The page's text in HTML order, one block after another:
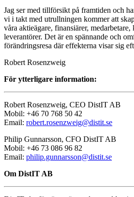
Jag ser med tillförsikt på framtiden och
vi i takt med utrullningen kommer att
våra aktieägare, finansiärer, medarbetare,
leverantörer. Det är en spännande och
förändringsresa där effekterna visar sig
Robert Rosenzweig
För ytterligare information:
Robert Rosenzweig, CEO DistIT AB
Mobil: +46 70 768 50 42
Email: robert.rosenzweig@distit.se
Philip Gunnarsson, CFO DistIT AB
Mobil: +46 73 086 96 82
Email: philip.gunnarsson@distit.se
Om DistIT AB